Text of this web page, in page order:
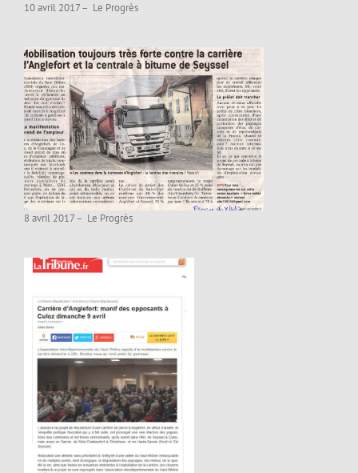
10 avril 2017 – Le Progrès
8 avril 2017 – Le Progrès